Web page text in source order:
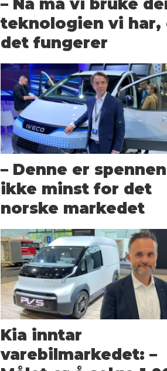
– Nå må vi bruke
teknologien vi har,
det fungerer
– Denne er
ikke minst for det
norske markedet
Kia inntar
varebilmarkedet: –